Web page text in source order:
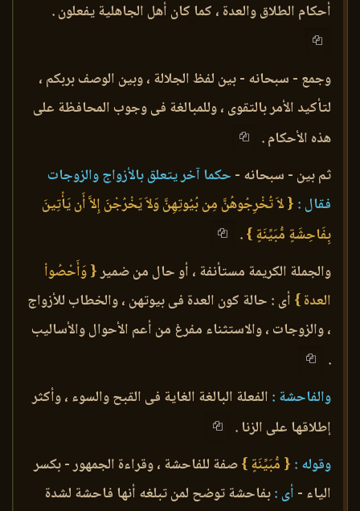
أحكام الطلاق والعدة ، كما كان أهل الجاهلية يفعلون .
وجمع - سبحانه - بين لفظ الجلالة ، وبين الوصف بربكم ،
لتأكيد الأمر بالتقوى ، وللمبالغة فى وجوب المحافظة على
هذه الأحكام .
ثم بين - سبحانه - حكما آخر يتعلق بالأزواج والزوجات
فقال : { لاَ تُخْرِجُوهُنَّ مِن بُيُوتِهِنَّ وَلاَ يَخْرُجْنَ إِلاَّ أَن يَأْتِينَ
بِفَاحِشَةٍ مُّبَيِّنَةٍ }.
والجملة الكريمة مستأنفة ، أو حال من ضمير{ وَأَحْصُواْ
العدة } أى : حالة كون العدة فى بيوتهن ، والخطاب للأزواج
، والزوجات ، والاستثناء مفرغ من أعم الأحوال والأساليب
.
والفاحشة : الفعلة البالغة الغاية فى القبح والسوء ، وأكثر
إطلاقها على الزنا .
وقوله : { مُّبَيِّنَةٍ }صفة للفاحشة ، وقراءة الجمهور - بكسر
الياء - أى :بفاحشة توضح لمن تبلغه أنها فاحشة لشدة